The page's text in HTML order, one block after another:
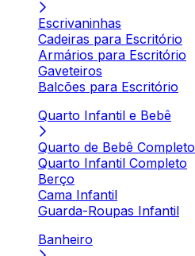
Escrivaninhas
Cadeiras para Escritório
Armários para Escritório
Gaveteiros
Balcões para Escritório
Quarto Infantil e Bebê
Quarto de Bebê Completo
Quarto Infantil Completo
Berço
Cama Infantil
Guarda-Roupas Infantil
Banheiro